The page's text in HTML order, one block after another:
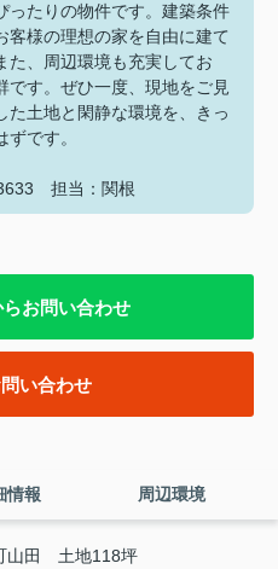
ったりの物件です。建築条件
客様の理想の家を自由に建て
た、周辺環境も充実してお
です。ぜひ一度、現地をご見
た土地と閑静な環境を、きっ
です。
担当：関根
お問い合わせ
い合わせ
情報 周辺環境
山田 土地118坪